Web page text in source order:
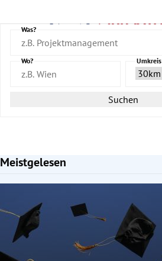
Was?
Wo? Umkreis
Suchen
Meistgelesen
Slide 1 von 7